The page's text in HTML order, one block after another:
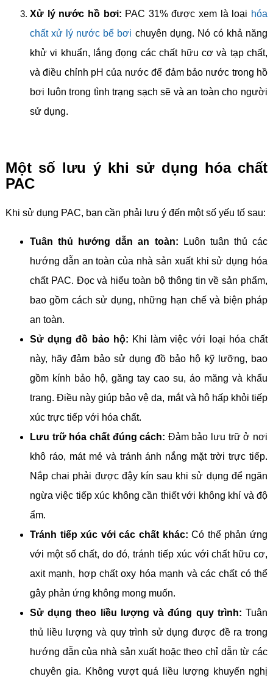
Xử lý nước hồ bơi: PAC 31% được xem là loại hóa
chất xử lý nước bể bơi chuyên dụng. Nó có khả năng
khử vi khuẩn, lắng đọng các chất hữu cơ và tạp chất,
và điều chỉnh pH của nước để đảm bảo nước trong hồ
bơi luôn trong tình trạng sạch sẽ và an toàn cho người
sử dụng.
Một số lưu ý khi sử dụng hóa chất
PAC
Khi sử dụng PAC, bạn cần phải lưu ý đến một số yếu tố sau:
Tuân thủ hướng dẫn an toàn: Luôn tuân thủ các
hướng dẫn an toàn của nhà sản xuất khi sử dụng hóa
chất PAC. Đọc và hiểu toàn bộ thông tin về sản phẩm,
bao gồm cách sử dụng, những hạn chế và biện pháp
an toàn.
Sử dụng đồ bảo hộ: Khi làm việc với loại hóa chất
này, hãy đảm bảo sử dụng đồ bảo hộ kỹ lưỡng, bao
gồm kính bảo hộ, găng tay cao su, áo măng và khẩu
trang. Điều này giúp bảo vệ da, mắt và hô hấp khỏi tiếp
xúc trực tiếp với hóa chất.
Lưu trữ hóa chất đúng cách: Đảm bảo lưu trữ ở nơi
khô ráo, mát mẻ và tránh ánh nắng mặt trời trực tiếp.
Nắp chai phải được đậy kín sau khi sử dụng để ngăn
ngừa việc tiếp xúc không cần thiết với không khí và độ
ẩm.
Tránh tiếp xúc với các chất khác: Có thể phản ứng
với một số chất, do đó, tránh tiếp xúc với chất hữu cơ,
axit mạnh, hợp chất oxy hóa mạnh và các chất có thể
gây phản ứng không mong muốn.
Sử dụng theo liều lượng và đúng quy trình: Tuân
thủ liều lượng và quy trình sử dụng được đề ra trong
hướng dẫn của nhà sản xuất hoặc theo chỉ dẫn từ các
chuyên gia. Không vượt quá liều lượng khuyến nghị